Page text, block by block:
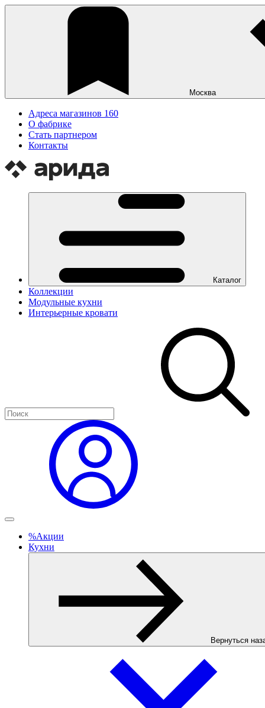
Москва
Адреса магазинов 160
О фабрике
Стать партнером
Контакты
Каталог
Коллекции
Модульные кухни
Интерьерные кровати
%Акции
Кухни
Вернуться